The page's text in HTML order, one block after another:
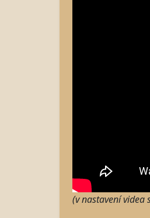
(v nastavení videa